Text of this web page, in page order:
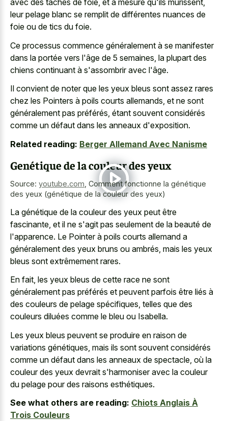
avec des taches de foie, et à mesure qu'ils mûrissent,
leur pelage blanc se remplit de différentes nuances de
foie ou de tics du foie.
Ce processus commence généralement à se manifester
dans la portée vers l'âge de 5 semaines, la plupart des
chiens continuant à s'assombrir avec l'âge.
Il convient de noter que les yeux bleus sont assez rares
chez les Pointers à poils courts allemands, et ne sont
généralement pas préférés, étant souvent considérés
comme un défaut dans les anneaux d'exposition.
Related reading: Berger Allemand Avec Nanisme
Genétique de la couleur des yeux
Source: youtube.com Comment fonctionne la génétique
des yeux (génétique de la couleur des yeux)
La génétique de la couleur des yeux peut être
fascinante, et il ne s'agit pas seulement de la beauté de
l'apparence. Le Pointer à poils courts allemand a
généralement des yeux bruns ou ambrés, mais les yeux
bleus sont extrêmement rares.
En fait, les yeux bleus de cette race ne sont
généralement pas préférés et peuvent parfois être liés à
des couleurs de pelage spécifiques, telles que des
couleurs diluées comme le bleu ou Isabella.
Les yeux bleus peuvent se produire en raison de
variations génétiques, mais ils sont souvent considérés
comme un défaut dans les anneaux de spectacle, où la
couleur des yeux devrait s'harmoniser avec la couleur
du pelage pour des raisons esthétiques.
See what others are reading: Chiots Anglais À
Trois Couleurs